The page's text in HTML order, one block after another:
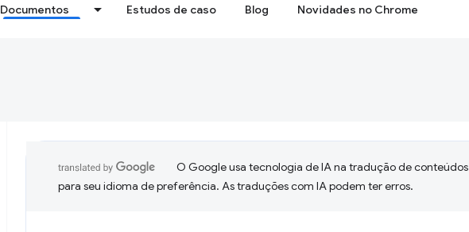
Documentos Estudos de caso Blog Novidades no Chrome
O Google usa tecnologia de IA na tradução de conteúdos
para seu idioma de preferência. As traduções com IA podem ter erros.